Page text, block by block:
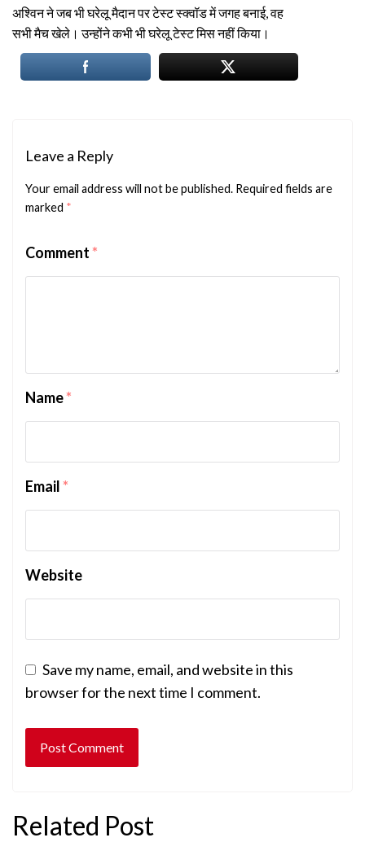
अश्विन ने जब भी घरेलू मैदान पर टेस्ट स्क्वॉड में जगह बनाई, वह
सभी मैच खेले। उन्होंने कभी भी घरेलू टेस्ट मिस नहीं किया।
Leave a Reply
Your email address will not be published. Required fields are
marked *
Comment*
Name*
Email*
Website
Save my name, email, and website in this
browser for the next time I comment.
Related Post